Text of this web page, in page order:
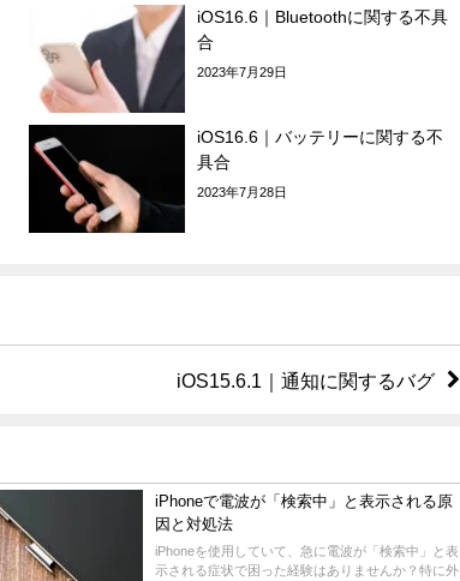
iOS16.6｜Bluetoothに関する不具
合
2023年7月29日
iOS16.6｜バッテリーに関する不
具合
2023年7月28日
iOS15.6.1｜通知に関するバグ
iPhoneで電波が「検索中」と表示される原
因と対処法
iPhoneを使用していて、急に電波が「検索中」と表
示される症状で困った経験はありませんか？特に外